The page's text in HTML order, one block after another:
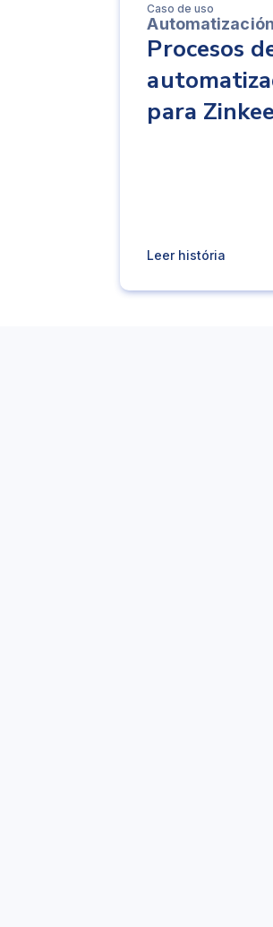
Caso de uso
Procesos
para Zinkee
Leer história